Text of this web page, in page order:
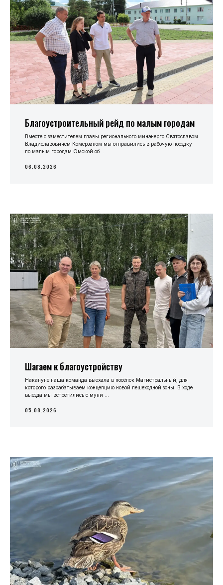
Благоустроительный рейд по малым городам
Вместе с заместителем главы регионального минэнерго Святославом
Владиславовичем Комерзаном мы отправились в рабочую поездку
по малым городам Омской об ...
06.08.2026
Шагаем к благоустройству
Накануне наша команда выехала в посёлок Магистральный, для
которого разрабатываем концепцию новой пешеходной зоны. В ходе
выезда мы встретились с муни ...
05.08.2026